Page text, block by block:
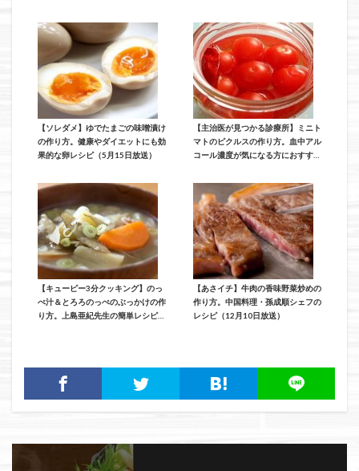
送）
【ソレダメ】ゆでたまごの味噌漬け
の作り方。健康やダイエットにも効
果的な卵レシピ（5月15日放送）
【主治医が見つかる診療所】ミニト
マトのピクルスの作り方。血中アル
コール濃度が気になる方におすすめ
【キューピー3分クッキング】のっ
ぺ汁＆とろろのっぺのぶっかけの作
り方。上島亜紀先生の簡単レシピ
【あさイチ】牛肉の香味野菜炒めの
作り方。中国料理・孫成順シェフの
レシピ（12月10日放送）